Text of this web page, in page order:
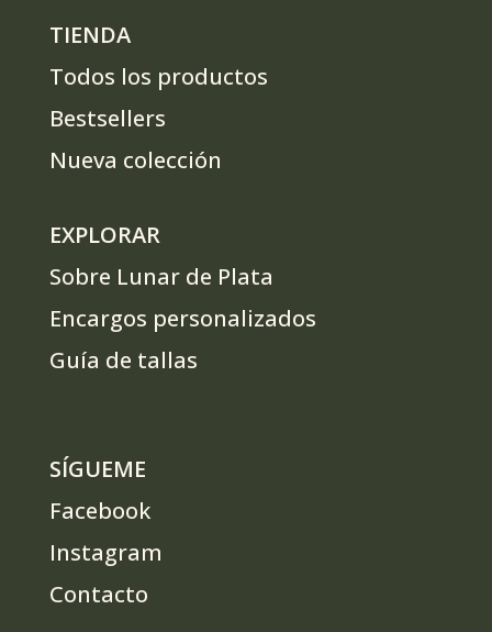
TIENDA
Todos los productos
Bestsellers
Nueva colección
EXPLORAR
Sobre Lunar de Plata
Encargos personalizados
Guía de tallas
SÍGUEME
Facebook
Instagram
Contacto